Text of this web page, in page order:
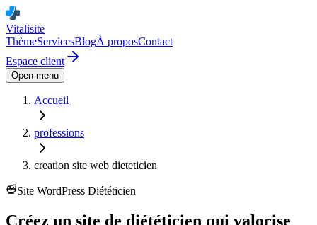
Vitalisite
ThèmeServicesBlogÀ proposContact
Espace client
Open menu
Accueil
professions
creation site web dieteticien
Site WordPress Diététicien
Créez un site de diététicien qui valorise